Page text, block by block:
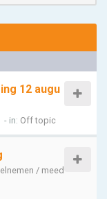
12 augu
- in: Off topic
/ meed